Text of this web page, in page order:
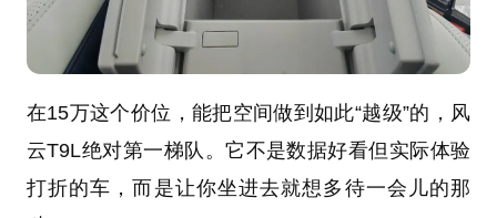
在15万这个价位，能把空间做到如此“越级”的，风
云T9L绝对第一梯队。它不是数据好看但实际体验
打折的车，而是让你坐进去就想多待一会儿的那